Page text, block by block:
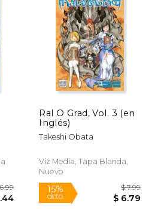
de 2008 a 2012. Tras adaptar al
novela "ALL YOU NEED IS KILL",
con el guionista Nobuaki
"Los Juicios escolares" antes de
trabajar con Ohba en su nuevo
End".
Ral O Grad, Vol. 3 (en
Inglés)
Takeshi Obata
Viz Media, Tapa Blanda,
Nuevo